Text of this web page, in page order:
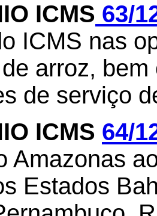
ICMS 63/
ICMS nas
arroz,
de serviço
ICMS 64/
Amazonas
Estados